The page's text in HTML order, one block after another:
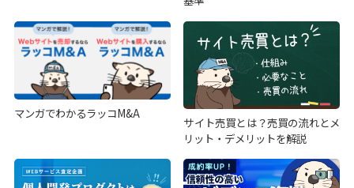
マンガでわかるラッコM&A
サイト売買とは？売買の流れとメ
リット・デメリットを解説